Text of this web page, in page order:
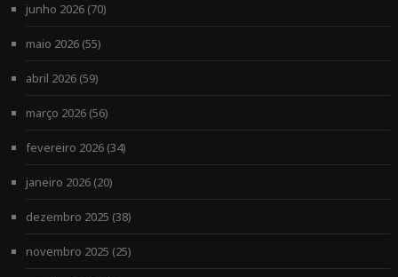
junho 2026(70)
maio 2026(55)
abril 2026(59)
março 2026(56)
fevereiro 2026(34)
janeiro 2026(20)
dezembro 2025 (38)
novembro 2025 (25)